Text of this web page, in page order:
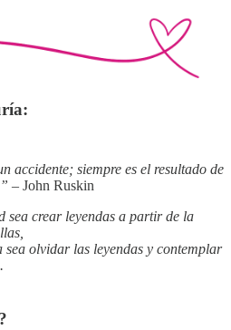
accidente; siempre es el resultado de
– John Ruskin
sea crear leyendas a partir de la
sea olvidar las leyendas y contemplar